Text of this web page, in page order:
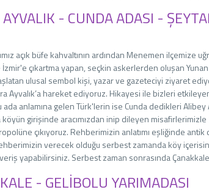
- CUNDA ADASI -
açık büfe kahvaltının ardından Menemen ilçemize
çıkartma yapan, seçkin askerlerden oluşan
ulusal sembol kişi, yazar ve gazeteciyi ziyaret
Ayvalık’a hareket ediyoruz. Hikayesi ile bizleri
anlamına gelen Türk'lerin ise Cunda dedikleri
köyün girişinde aracımızdan inip dileyen
çıkıyoruz. Rehberimizin anlatımı eşliğinde
verecek olduğu serbest zamanda köy
yapabilirsiniz. Serbest zaman sonrasında
- GELİBOLU YARIMADASI